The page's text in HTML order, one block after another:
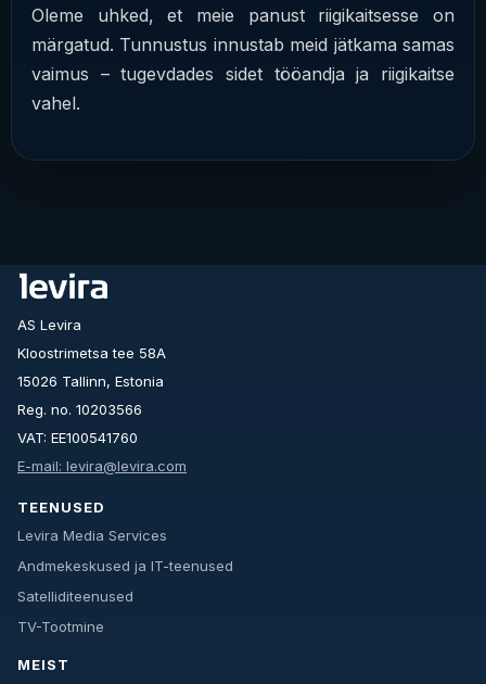
Oleme uhked, et meie panust riigikaitsesse on
märgatud. Tunnustus innustab meid jätkama samas
vaimus – tugevdades sidet tööandja ja riigikaitse
vahel.
AS Levira
Kloostrimetsa tee 58A
15026 Tallinn, Estonia
Reg. no. 10203566
VAT: EE100541760
E-mail: levira@levira.com
TEENUSED
Levira Media Services
Andmekeskused ja IT-teenused
Satelliditeenused
TV-Tootmine
MEIST